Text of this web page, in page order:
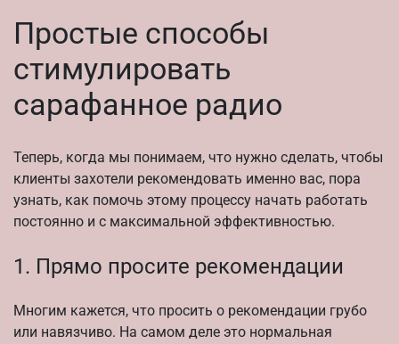
Простые способы
стимулировать
сарафанное радио
Теперь, когда мы понимаем, что нужно сделать, чтобы
клиенты захотели рекомендовать именно вас, пора
узнать, как помочь этому процессу начать работать
постоянно и с максимальной эффективностью.
1. Прямо просите рекомендации
Многим кажется, что просить о рекомендации грубо
или навязчиво. На самом деле это нормальная